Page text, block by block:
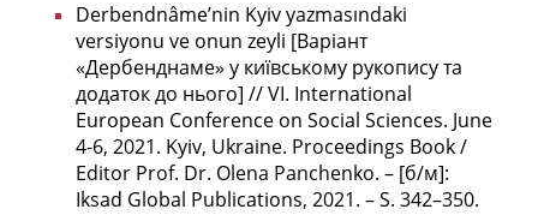
Derbendnâme’nin Kyiv yazmasındaki
versiyonu ve onun zeyli [Варіант
«Дербенднаме» у київському рукопису та
додаток до нього] // VI. International
European Conference on Social Sciences. June
4-6, 2021. Kyiv, Ukraine. Proceedings Book /
Editor Prof. Dr. Olena Panchenko. – [б/м]:
Iksad Global Publications, 2021. – S. 342–350.